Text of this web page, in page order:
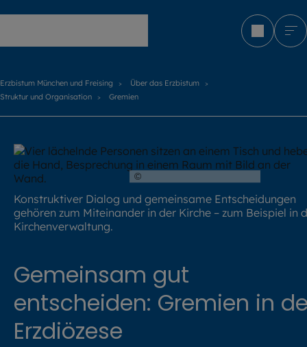
Erzbistum München und Freising
Über das Erzbistum
Struktur und Organisation
Gremien
©
Konstruktiver Dialog und gemeinsame Entscheidungen
gehören zum Miteinander in der Kirche – zum Beispiel in
Kirchenverwaltung.
Gemeinsam gut
entscheiden: Gremien in
Erzdiözese